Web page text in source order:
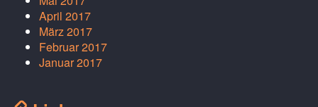
April 2017
März 2017
Februar 2017
Januar 2017